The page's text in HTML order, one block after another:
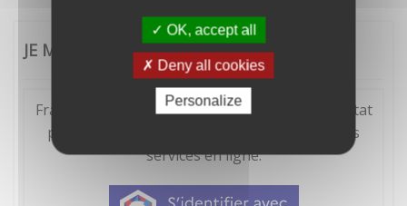
OK, accept all
Deny all cookies
Personalize
JE ME CONNECTE
FranceConnect est la solution proposée par l'Etat
pour sécuriser et simplifier la connexion à vos
services en ligne.